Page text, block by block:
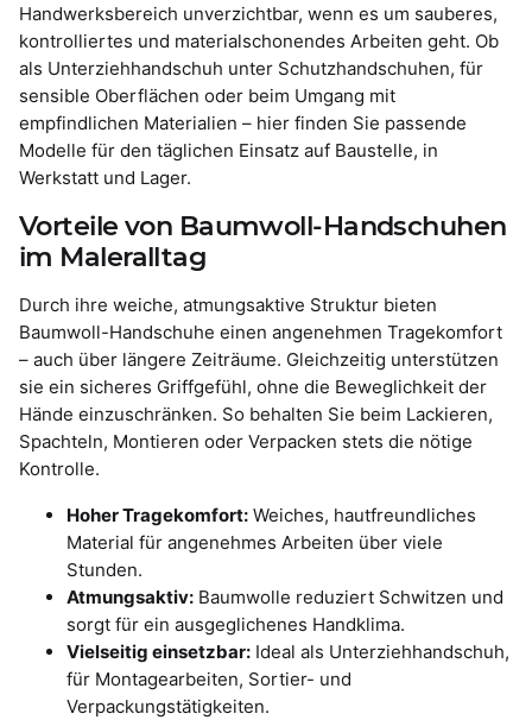
Handwerksbereich unverzichtbar, wenn es um sauberes,
kontrolliertes und materialschonendes Arbeiten geht. Ob
als Unterziehhandschuh unter Schutzhandschuhen, für
sensible Oberflächen oder beim Umgang mit
empfindlichen Materialien – hier finden Sie passende
Modelle für den täglichen Einsatz auf Baustelle, in
Werkstatt und Lager.
Vorteile von Baumwoll-Handschuhen
im Maleralltag
Durch ihre weiche, atmungsaktive Struktur bieten
Baumwoll-Handschuhe einen angenehmen Tragekomfort
– auch über längere Zeiträume. Gleichzeitig unterstützen
sie ein sicheres Griffgefühl, ohne die Beweglichkeit der
Hände einzuschränken. So behalten Sie beim Lackieren,
Spachteln, Montieren oder Verpacken stets die nötige
Kontrolle.
Hoher Tragekomfort: Weiches, hautfreundliches
Material für angenehmes Arbeiten über viele
Stunden.
Atmungsaktiv: Baumwolle reduziert Schwitzen und
sorgt für ein ausgeglichenes Handklima.
Vielseitig einsetzbar: Ideal als Unterziehhandschuh,
für Montagearbeiten, Sortier- und
Verpackungstätigkeiten.